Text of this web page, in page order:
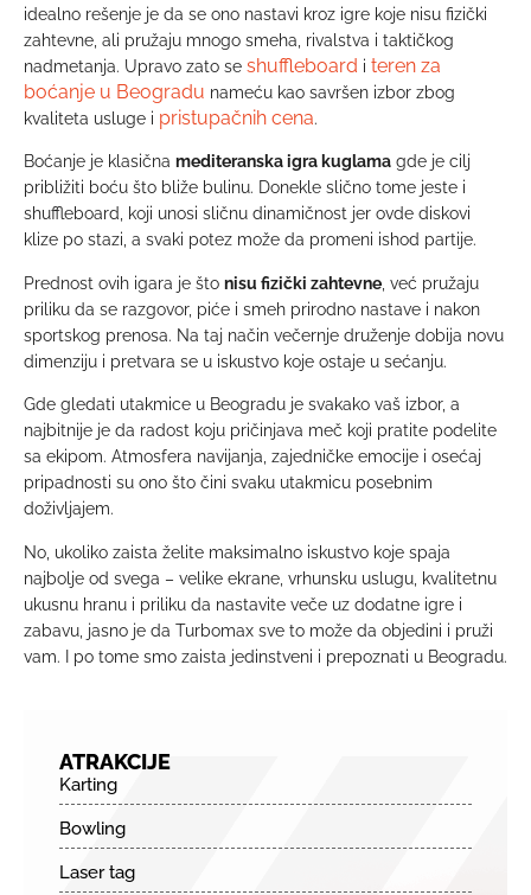
idealno rešenje je da se ono nastavi kroz igre koje nisu fizički
zahtevne, ali pružaju mnogo smeha, rivalstva i taktičkog
nadmetanja. Upravo zato se shuffleboard i teren za
boćanje u Beogradu nameću kao savršen izbor zbog
kvaliteta usluge i pristupačnih cena.
Boćanje je klasična mediteranska igra kuglama gde je cilj
približiti boću što bliže bulinu. Donekle slično tome jeste i
shuffleboard, koji unosi sličnu dinamičnost jer ovde diskovi
klize po stazi, a svaki potez može da promeni ishod partije.
Prednost ovih igara je što nisu fizički zahtevne , već pružaju
priliku da se razgovor, piće i smeh prirodno nastave i nakon
sportskog prenosa. Na taj način večernje druženje dobija novu
dimenziju i pretvara se u iskustvo koje ostaje u sećanju.
Gde gledati utakmice u Beogradu je svakako vaš izbor, a
najbitnije je da radost koju pričinjava meč koji pratite podelite
sa ekipom. Atmosfera navijanja, zajedničke emocije i osećaj
pripadnosti su ono što čini svaku utakmicu posebnim
doživljajem.
No, ukoliko zaista želite maksimalno iskustvo koje spaja
najbolje od svega – velike ekrane, vrhunsku uslugu, kvalitetnu
ukusnu hranu i priliku da nastavite veče uz dodatne igre i
zabavu, jasno je da Turbomax sve to može da objedini i pruži
vam. I po tome smo zaista jedinstveni i prepoznati u Beogradu.
ATRAKCIJE
Karting
Bowling
Laser tag